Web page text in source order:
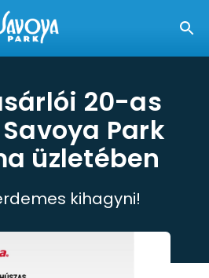
20-as
Park
üzletében
kihagyni!